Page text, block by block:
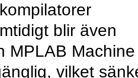
blir även
MPLAB Machine
vilket